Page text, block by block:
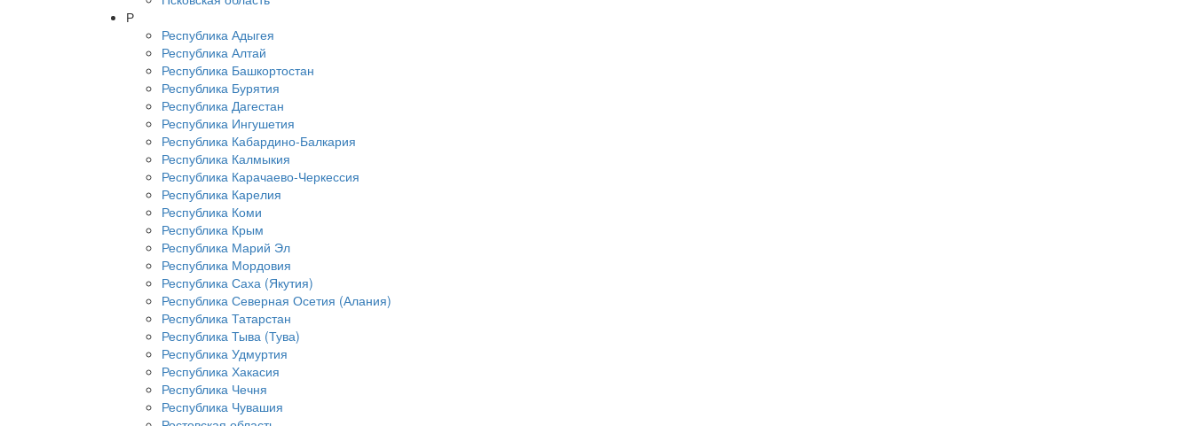
Р
Республика Адыгея
Республика Алтай
Республика Башкортостан
Республика Бурятия
Республика Дагестан
Республика Ингушетия
Республика Кабардино-Балкария
Республика Калмыкия
Республика Карачаево-Черкессия
Республика Карелия
Республика Коми
Республика Крым
Республика Марий Эл
Республика Мордовия
Республика Саха (Якутия)
Республика Северная Осетия (Алания)
Республика Татарстан
Республика Тыва (Тува)
Республика Удмуртия
Республика Хакасия
Республика Чечня
Республика Чувашия